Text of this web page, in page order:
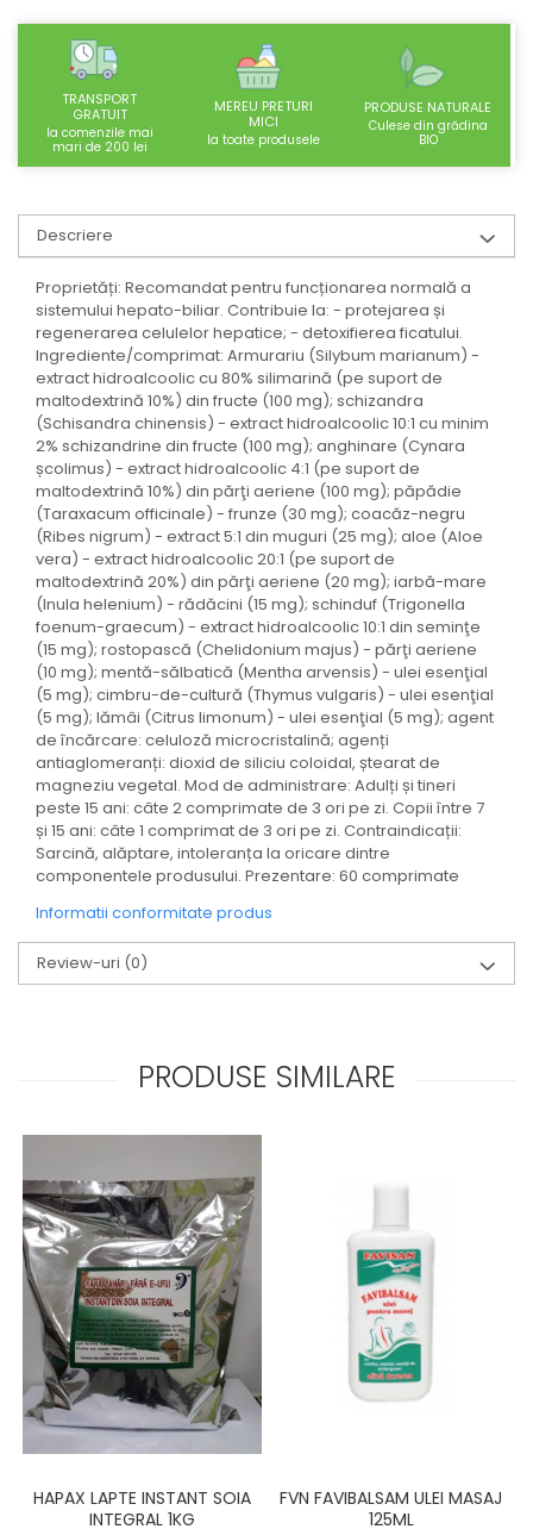
COSMETICE FAȚĂ
CREME CORP-MASAJ-MAINI -
CALCAIE
FOOD SEMINȚE- OLEAGINOASE
CEAIURI
CREME AFECTIUNI PIELE
SUPOZITOARE
TINCTURI
SUPERALIMENTE
TRANSPORT
GRATUIT
la comenzile mai
mari de 200 lei
MEREU PRETURI
MICI
la toate produsele
PRODUSE NATURALE
Culese din grădina
BIO
Descriere
Proprietăți: Recomandat pentru funcționarea normală a
sistemului hepato-biliar. Contribuie la: - protejarea și
regenerarea celulelor hepatice; - detoxifierea ficatului.
Ingrediente/comprimat: Armurariu (Silybum marianum) -
extract hidroalcoolic cu 80% silimarină (pe suport de
maltodextrină 10%) din fructe (100 mg); schizandra
(Schisandra chinensis) - extract hidroalcoolic 10:1 cu minim
2% schizandrine din fructe (100 mg); anghinare (Cynara
școlimus) - extract hidroalcoolic 4:1 (pe suport de
maltodextrină 10%) din părţi aeriene (100 mg); păpădie
(Taraxacum officinale) - frunze (30 mg); coacăz-negru
(Ribes nigrum) - extract 5:1 din muguri (25 mg); aloe (Aloe
vera) - extract hidroalcoolic 20:1 (pe suport de
maltodextrină 20%) din părţi aeriene (20 mg); iarbă-mare
(Inula helenium) - rădăcini (15 mg); schinduf (Trigonella
foenum-graecum) - extract hidroalcoolic 10:1 din seminţe
(15 mg); rostopască (Chelidonium majus) - părţi aeriene
(10 mg); mentă-sălbatică (Mentha arvensis) - ulei esenţial
(5 mg); cimbru-de-cultură (Thymus vulgaris) - ulei esenţial
(5 mg); lămâi (Citrus limonum) - ulei esenţial (5 mg); agent
de încărcare: celuloză microcristalină; agenți
antiaglomeranți: dioxid de siliciu coloidal, ștearat de
magneziu vegetal. Mod de administrare: Adulți și tineri
peste 15 ani: câte 2 comprimate de 3 ori pe zi. Copii între 7
și 15 ani: câte 1 comprimat de 3 ori pe zi. Contraindicații:
Sarcină, alăptare, intoleranța la oricare dintre
componentele produsului. Prezentare: 60 comprimate
Informatii conformitate produs
Review-uri (0)
PRODUSE SIMILARE
HAPAX LAPTE INSTANT SOIA
INTEGRAL 1KG
FVN FAVIBALSAM ULEI MASAJ
125ML